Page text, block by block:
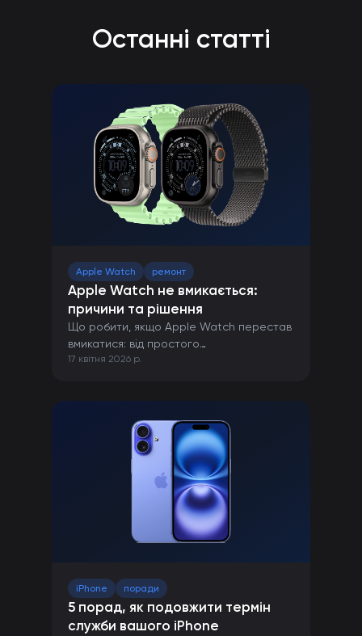
Останні статті
Apple Watch ремонт
Apple Watch не вмикається:
причини та рішення
Що робити, якщо Apple Watch перестав
вмикатися: від простого
перезавантаження до ремонту в сервісі.
17 квітня 2026 р.
iPhone поради
5 порад, як подовжити термін
служби вашого iPhone